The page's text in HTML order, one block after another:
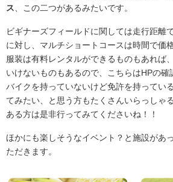
ス、この二つがあるみたいです。
ビギナーズフィールドに関しては走行距離
に対し、マルチショートコースは時間で価
服装は有料レンタルができるものもあれば
いけないものもあるので、こちらはHPの確
バイクを持っていないけど免許を持ってい
てみたい、と思う方もたくさんいらっしゃ
ある方は是非行ってみてくださいね！！
ほかにも楽しそうなイベント？と施設があ
ただきます。